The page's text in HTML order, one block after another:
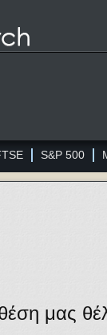
S&P 500
μας